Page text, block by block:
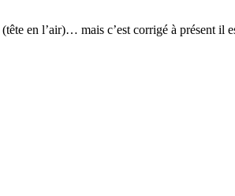
en l’air)… mais c’est corrigé à présent